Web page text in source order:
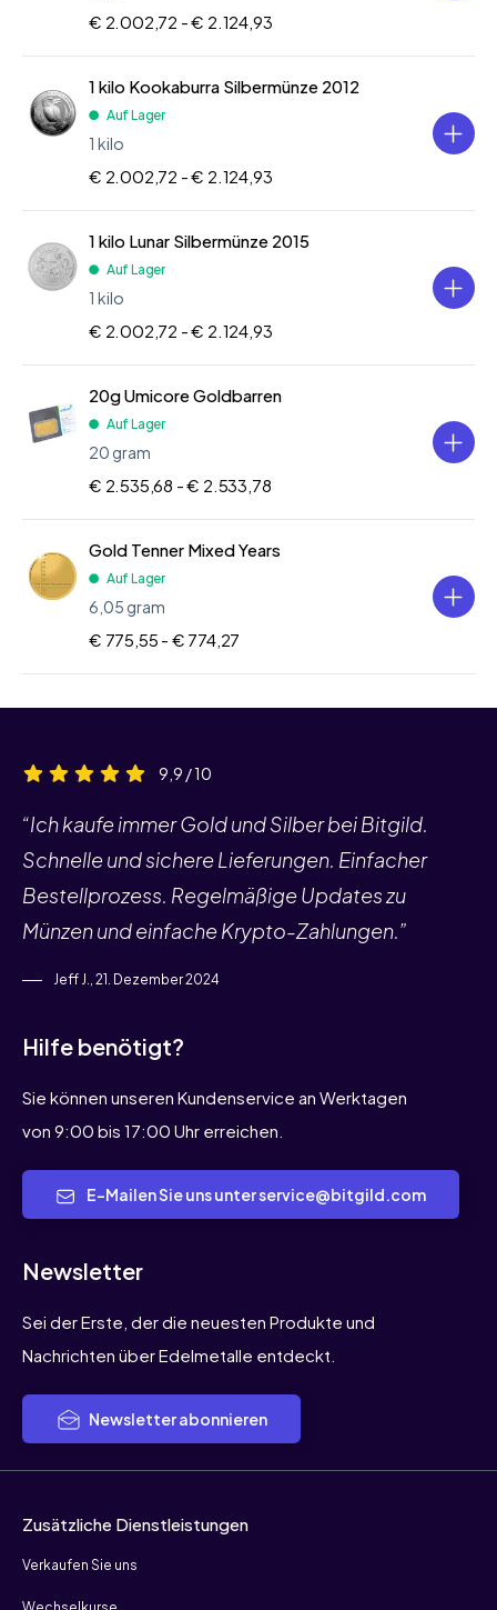
€ 2.002,72 -€ 2.124,93
1 kilo Kookaburra Silbermünze 2012
Auf Lager
1 kilo
€ 2.002,72 -€ 2.124,93
1 kilo Lunar Silbermünze 2015
Auf Lager
1 kilo
€ 2.002,72 -€ 2.124,93
20g Umicore Goldbarren
Auf Lager
20 gram
€ 2.535,68 -€ 2.533,78
Gold Tenner Mixed Years
Auf Lager
6,05 gram
€ 775,55 - € 774,27
9,9 / 10
“Ich kaufe immer Gold und Silber bei Bitgild.
Schnelle und sichere Lieferungen. Einfacher
Bestellprozess. Regelmäßige Updates zu
Münzen und einfache Krypto-Zahlungen.”
Jeff J., 21. Dezember 2024
Hilfe benötigt?
Sie können unseren Kundenservice an Werktagen
von 9:00 bis 17:00 Uhr erreichen.
E-Mailen Sie uns unter service@bitgild.com
Newsletter
Sei der Erste, der die neuesten Produkte und
Nachrichten über Edelmetalle entdeckt.
Newsletter abonnieren
Zusätzliche Dienstleistungen
Verkaufen Sie uns